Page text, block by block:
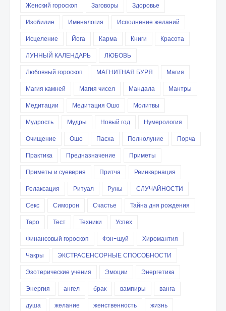
Женский гороскоп
Заговоры
Здоровье
Изобилие
Именалогия
Исполнение желаний
Исцеление
Йога Карма Книги
Красота
ЛУННЫЙ КАЛЕНДАРЬ
ЛЮБОВЬ
Любовный гороскоп
МАГНИТНАЯ БУРЯ
Магия
Магия камней
Магия чисел Мандала
Мантры
Медитации
Медитация Ошо
Молитвы
Мудрость
Мудры Новый год
Нумерология
Очищение
Ошо Пасха Полнолуние
Порча
Практика
Предназначение
Приметы
Приметы и суеверия
Притча
Реинкарнация
Релаксация
Ритуал Руны
СЛУЧАЙНОСТИ
Секс
Симорон Счастье
Тайна дня рождения
Таро
Тест Техники
Успех
Финансовый гороскоп
Фэн-шуй
Хиромантия
Чакры
ЭКСТРАСЕНСОРНЫЕ СПОСОБНОСТИ
Эзотерические учения
Эмоции
Энергетика
Энергия
ангел брак вампиры
ванга
душа
желание женственность
жизнь